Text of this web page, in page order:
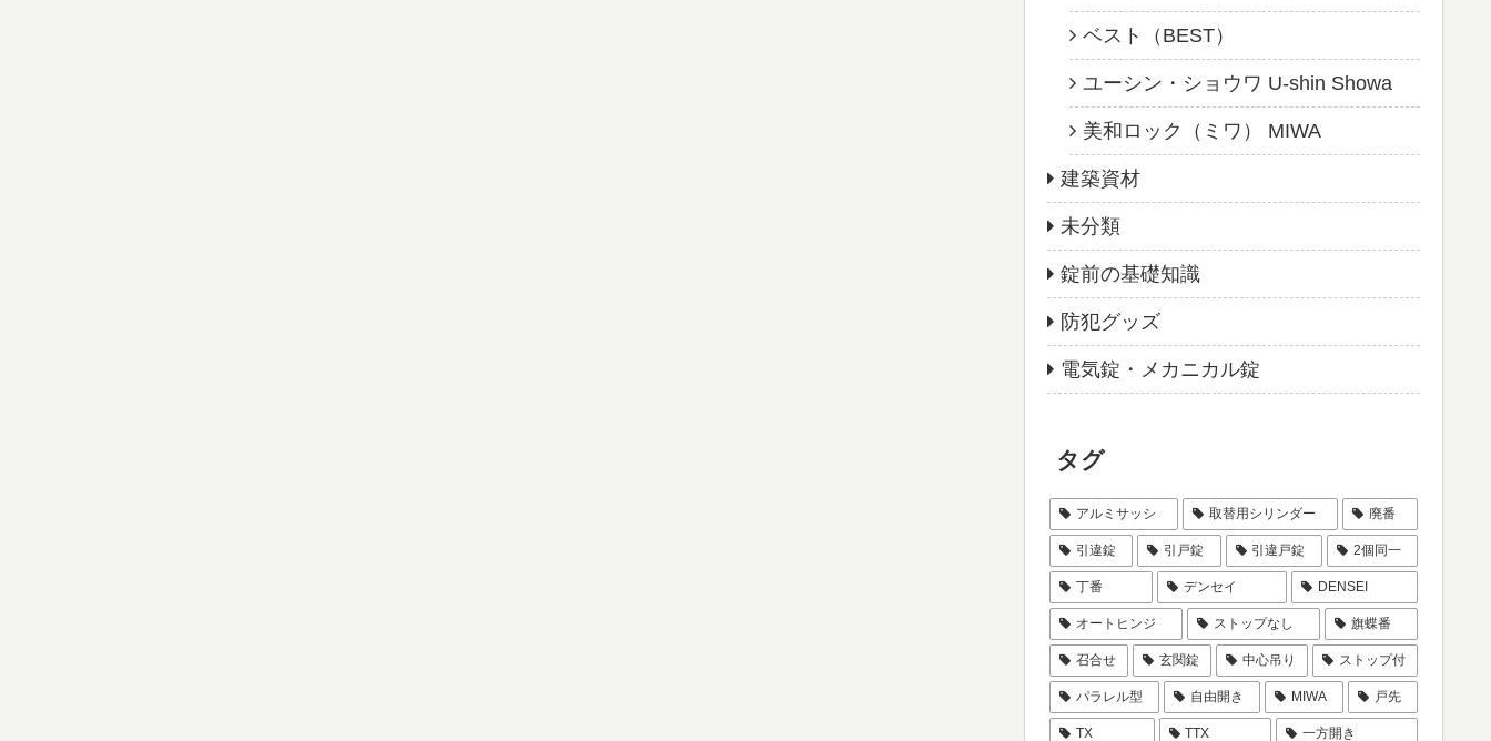
ベスト（BEST）
ユーシン・ショウワ U-shin Showa
美和ロック（ミワ） MIWA
建築資材
未分類
錠前の基礎知識
防犯グッズ
電気錠・メカニカル錠
タグ
アルミサッシ 取替用シリンダー 廃番
引違錠 引戸錠 引違戸錠 2個同一
丁番 デンセイ DENSEI
オートヒンジ ストップなし 旗蝶番
召合せ 玄関錠 中心吊り ストップ付
パラレル型 自由開き MIWA 戸先
TX TTX 一方開き